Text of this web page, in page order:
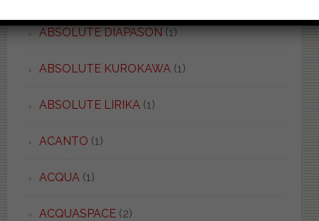
ABSOLUTE DIAPASON(1)
ABSOLUTE KUROKAWA(1)
ABSOLUTE LIRIKA(1)
ACANTO (1)
ACQUA(1)
ACQUASPACE(2)